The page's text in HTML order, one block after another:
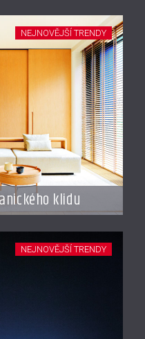
klidu
NEJNOVĚJŠÍ TRENDY
NEJNOVĚJŠÍ TRENDY